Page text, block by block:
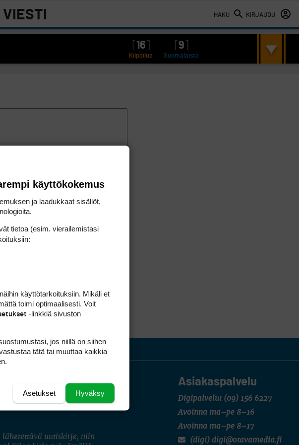
HAKU KIRJAUDU
16 9
Kilpailua Suomalaista
Asiakaspalvelu
Digipalvelut (09) 156 6227
Avoinna ma–pe 8–16
Avoinna ma–pe 8–17
(digi) digi@otavamedia.fi
uutiskirje, niin
käyttökokemus
ja laadukkaat sisällöt,
tietoa (esim. vierailemis­tasi
käyttötarkoituksiin. Mikäli et
toimi optimaalisesti. Voit
-linkkiä sivuston
jos niillä on siihen
tätä tai muuttaa kaikkia
Hyväksy
Asetukset